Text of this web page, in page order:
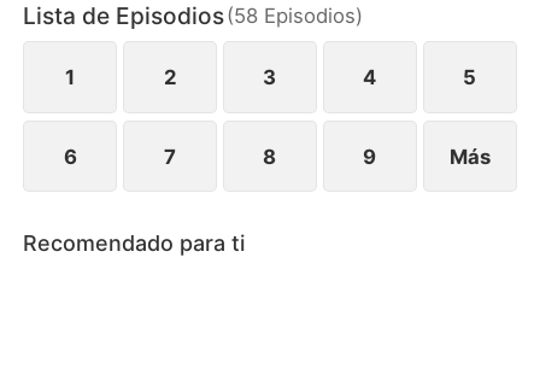
comerciales, César sigue obsesionado con la
desaparecida Rita, mientras mantiene una fría
distancia con Ana.
Lista de Episodios(58 Episodios)
1 2 3 4 5
6 7 8 9 Más
Recomendado para ti